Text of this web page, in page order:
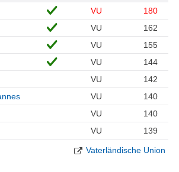
VU
180
VU
162
VU
155
VU
144
VU
142
VU
140
VU
140
VU 139
Vaterländische Union